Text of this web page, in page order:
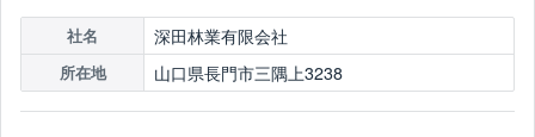
社名 深田林業有限会社
所在地 山口県長門市三隅上3238